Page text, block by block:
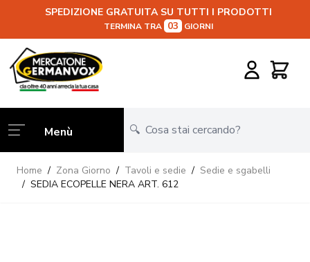
SPEDIZIONE GRATUITA SU TUTTI I PRODOTTI
TERMINA TRA 03 GIORNI
Salta al contenuto
Carrello
Menù
Home / Zona Giorno / Tavoli e sedie / Sedie e sgabelli
/ SEDIA ECOPELLE NERA ART. 612